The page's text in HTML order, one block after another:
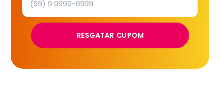
RESGATAR CUPOM